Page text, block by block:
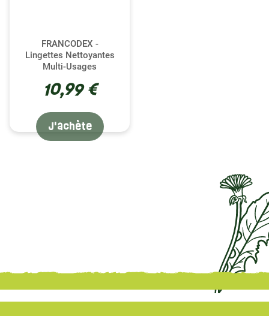
FRANCODEX -
Lingettes Nettoyantes
Multi-Usages
10,99 €
J'achète